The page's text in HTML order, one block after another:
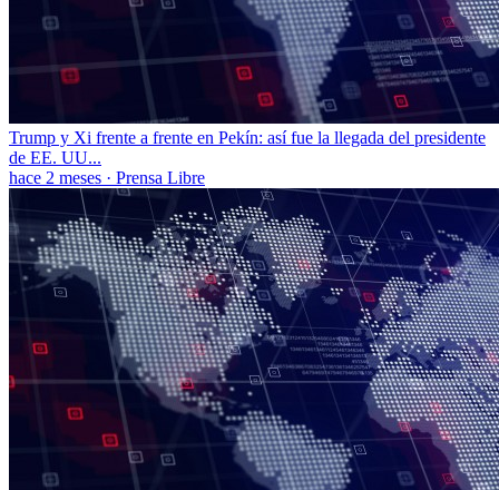
Trump y Xi frente a frente en Pekín: así fue la llegada del presidente
de EE. UU...
hace 2 meses · Prensa Libre